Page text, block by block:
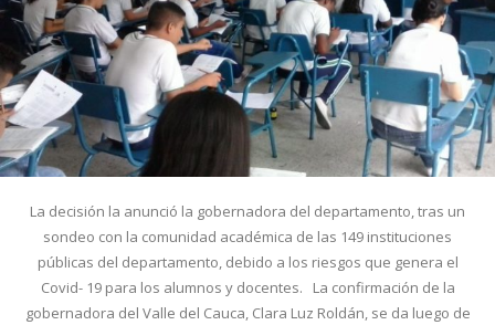
La decisión la anunció la gobernadora del departamento, tras un
sondeo con la comunidad académica de las 149 instituciones
públicas del departamento, debido a los riesgos que genera el
Covid- 19 para los alumnos y docentes. La confirmación de la
gobernadora del Valle del Cauca, Clara Luz Roldán, se da luego de